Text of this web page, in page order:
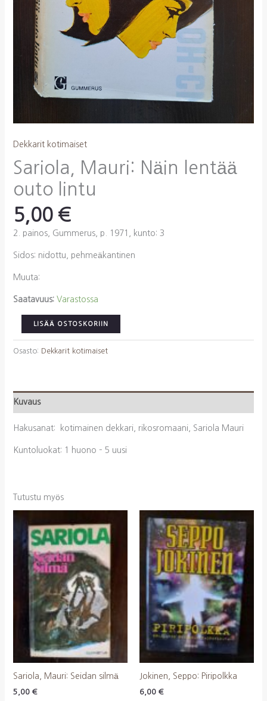
Dekkarit kotimaiset
Sariola, Mauri: Näin lentää
outo lintu
5,00 €
2. painos, Gummerus, p. 1971, kunto: 3
Sidos: nidottu, pehmeäkantinen
Muuta:
Saatavuus: Varastossa
Sariola,
Mauri:
Näin
määrä
LISÄÄ OSTOSKORIIN
Osasto: Dekkarit kotimaiset
Kuvaus
Hakusanat: kotimainen dekkari, rikosromaani, Sariola Mauri
Kuntoluokat: 1 huono – 5 uusi
Tutustu myös
Sariola, Mauri: Seidan silmä
5,00 €
Jokinen, Seppo: Piripolkka
6,00 €